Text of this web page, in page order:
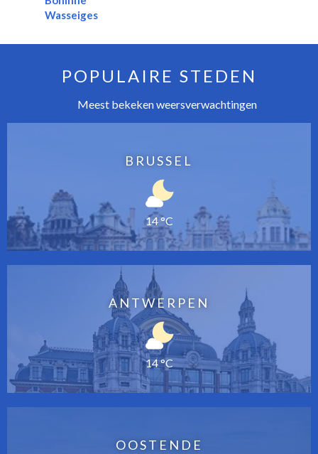
Wasseiges
POPULAIRE STEDEN
Meest bekeken weersverwachtingen
BRUSSEL
14 °C
ANTWERPEN
14 °C
OOSTENDE